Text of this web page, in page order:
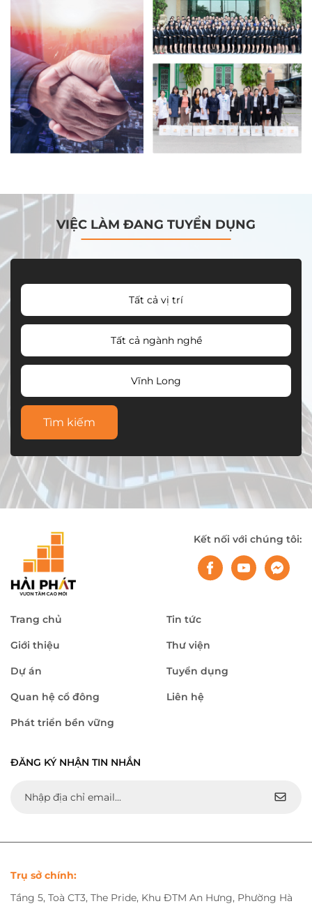
VIỆC LÀM ĐANG TUYỂN DỤNG
Tất cả vị trí
Tất cả ngành nghề
Vĩnh Long
Tìm kiếm
Kết nối với chúng tôi:
Trang chủ
Giới thiệu
Dự án
Quan hệ cổ đông
Phát triển bền vững
Tin tức
Thư viện
Tuyển dụng
Liên hệ
ĐĂNG KÝ NHẬN TIN NHẮN
Trụ sở chính:
Tầng 5, Toà CT3, The Pride, Khu ĐTM An Hưng, Phường Hà